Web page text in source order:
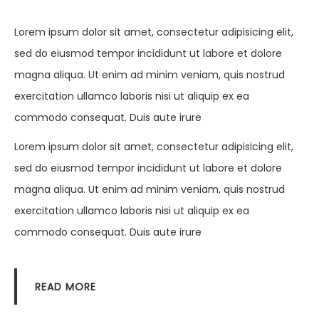
Lorem ipsum dolor sit amet, consectetur adipisicing elit,
sed do eiusmod tempor incididunt ut labore et dolore
magna aliqua. Ut enim ad minim veniam, quis nostrud
exercitation ullamco laboris nisi ut aliquip ex ea
commodo consequat. Duis aute irure
Lorem ipsum dolor sit amet, consectetur adipisicing elit,
sed do eiusmod tempor incididunt ut labore et dolore
magna aliqua. Ut enim ad minim veniam, quis nostrud
exercitation ullamco laboris nisi ut aliquip ex ea
commodo consequat. Duis aute irure
READ MORE